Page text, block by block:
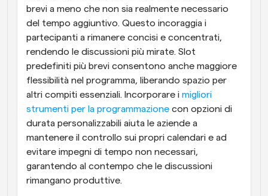
brevi a meno che non sia realmente necessario
del tempo aggiuntivo. Questo incoraggia i
partecipanti a rimanere concisi e concentrati,
rendendo le discussioni più mirate. Slot
predefiniti più brevi consentono anche maggiore
flessibilità nel programma, liberando spazio per
altri compiti essenziali. Incorporare i migliori
strumenti per la programmazione con opzioni di
durata personalizzabili aiuta le aziende a
mantenere il controllo sui propri calendari e ad
evitare impegni di tempo non necessari,
garantendo al contempo che le discussioni
rimangano produttive.